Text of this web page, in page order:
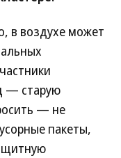
в воздухе может
— старую
— не
пакеты,